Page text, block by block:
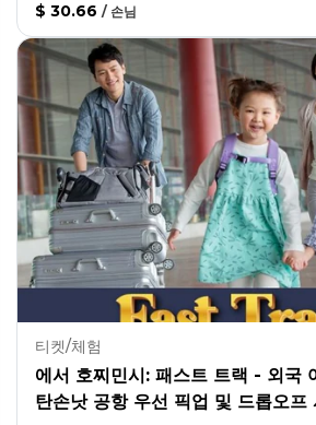
$ 30.66 / 손님
티켓/체험
에서 호찌민시: 패스트 트랙 - 외국
탄손낫 공항 우선 픽업 및 드롭오프